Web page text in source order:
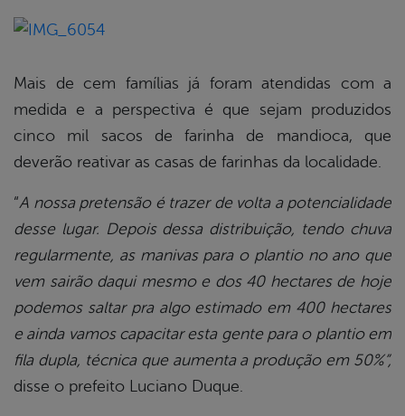
Mais de cem famílias já foram atendidas com a
medida e a perspectiva é que sejam produzidos
cinco mil sacos de farinha de mandioca, que
deverão reativar as casas de farinhas da localidade.
“A nossa pretensão é trazer de volta a potencialidade
desse lugar. Depois dessa distribuição, tendo chuva
regularmente, as manivas para o plantio no ano que
vem sairão daqui mesmo e dos 40 hectares de hoje
podemos saltar pra algo estimado em 400 hectares
e ainda vamos capacitar esta gente para o plantio em
fila dupla, técnica que aumenta a produção em 50%”,
disse o prefeito Luciano Duque.